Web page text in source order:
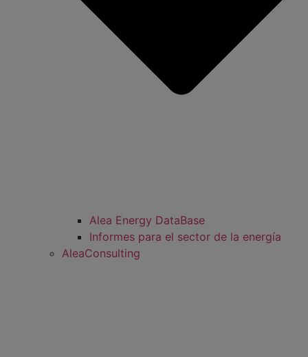
Alea Energy DataBase
Informes para el sector de la energía
AleaConsulting